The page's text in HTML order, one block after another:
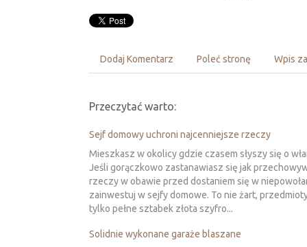
Dodaj Komentarz Poleć stronę Wpis
Przeczytać warto:
Sejf domowy uchroni najcenniejsze rzeczy
Mieszkasz w okolicy gdzie czasem słyszy się o
Jeśli gorączkowo zastanawiasz się jak
rzeczy w obawie przed dostaniem się w
zainwestuj w sejfy domowe. To nie żart,
tylko pełne sztabek złota szyfro...
Solidnie wykonane garaże blaszane